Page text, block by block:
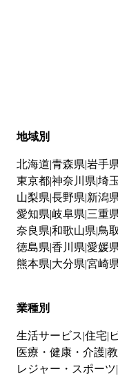
地域別
北海道 青森県 岩手
東京都神奈川県 埼
山梨県 長野県 新潟
愛知県 岐阜県 三重
奈良県 和歌山県 鳥
徳島県 香川県 愛媛
熊本県 大分県 宮崎
業種別
生活サービス 住宅
医療・健康・介護
レジャー・スポーツ